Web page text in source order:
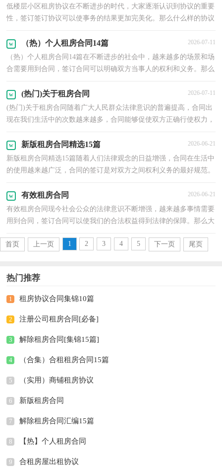
低楼层小区租房协议在不断进步的时代，大家逐渐认识到协议的重要
性，签订签订协议可以使事务的结果更加完美化。那么什么样的协议
（热）个人租房合同14篇 2026-07-11
（热）个人租房合同14篇在不断进步的社会中，越来越多的场景和场
合需要用到合同，签订合同可以明确双方当事人的权利和义务。那么
(热门)关于租房合同 2026-07-11
(热门)关于租房合同随着广大人民群众法律意识的普遍提高，合同出
现在我们生活中的次数越来越多，合同能够促使双方正确行使权力，
新版租房合同精选15篇 2026-06-21
新版租房合同精选15篇随着人们法律观念的日益增强，合同在生活中
的使用越来越广泛，合同的签订是对双方之间权利义务的最好规范。
有效租房合同 2026-06-21
有效租房合同现今社会公众的法律意识不断增强，越来越多事情需要
用到合同，签订合同可以使我们的合法权益得到法律的保障。那么大
首页
上一页 1 2 3 4 5 下一页 尾页
热门推荐
1 租房协议合同集锦10篇
2 注册公司租房合同[必备]
3 解除租房合同[集锦15篇]
4 （合集）合租租房合同15篇
5 （实用）商铺租房协议
6 新版租房合同
7 解除租房合同汇编15篇
8 【热】个人租房合同
9 合租房屋出租协议